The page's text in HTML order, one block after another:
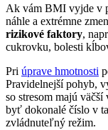
Ak vám BMI vyjde v
náhle a extrémne
rizikové faktory,
cukrovku, bolesti
Pri úprave hmotnosti
Pravidelnejší pohyb,
so stresom majú
byť dokonalé číslo v
zvládnuteľný režim.